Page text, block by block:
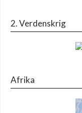
2. Verdenskrig
Afrika